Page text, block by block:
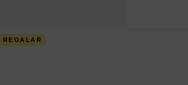
REGALAR